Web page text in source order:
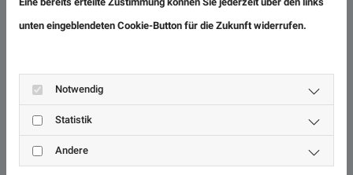
Das Tiefgaragensektionaltor besteht aus einer stabilen
unten eingeblendeten Cookie-Button für die Zukunft widerrufen.
Notwendig
Statistik
Andere